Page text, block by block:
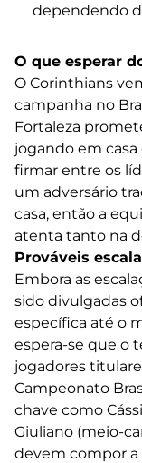
dependendo
O que esperar
O Corinthians
campanha no
Fortaleza
jogando em
firmar entre os
um adversário
casa, então a
atenta tanto na
Prováveis
Embora as
sido divulgadas
específica até o
espera-se que o
jogadores
Campeonato
chave como
Giuliano (meio-
devem compor a